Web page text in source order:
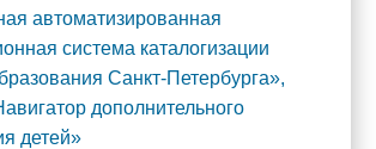
материалы
коррупции
для сообщений о фактах коррупции
материалы
автоматизированная
система каталогизации
Санкт-Петербурга»,
дополнительного
детей»